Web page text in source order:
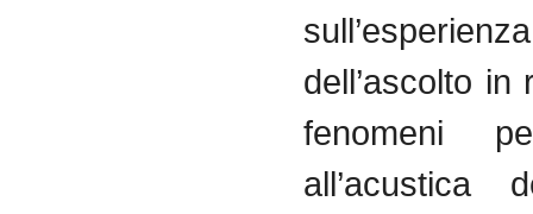
sull’esperienza
dell’ascolto in
fenomeni
all’acustica